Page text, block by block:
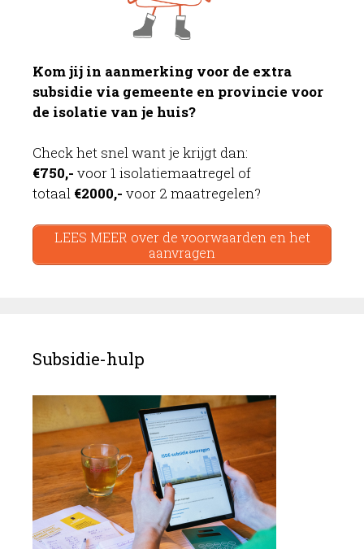
Kom jij in aanmerking voor de extra
subsidie via gemeente en provincie voor
de isolatie van je huis?
Check het snel want je krijgt dan:
€750,- voor 1 isolatiemaatregel of
totaal €2000,- voor 2 maatregelen?
LEES MEER over de voorwaarden en het
aanvragen
Subsidie-hulp